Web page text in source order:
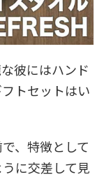
彼にはハンド
トセットはい
、特徴として
に交差して見